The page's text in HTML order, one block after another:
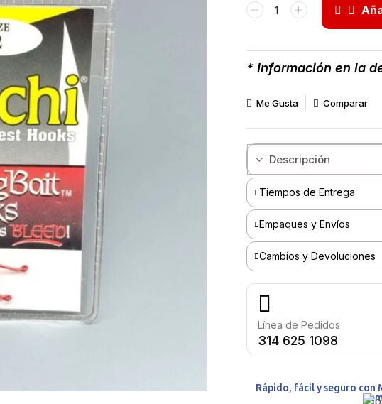
* Información en la
Me Gusta Comparar
Descripción
Tiempos de Entrega
Empaques y Envíos
Cambios y Devoluciones
Línea de Pedidos
314 625 1098
Rápido, fácil y seguro con